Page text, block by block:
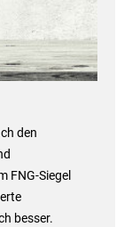
den
FNG-Siegel
besser.